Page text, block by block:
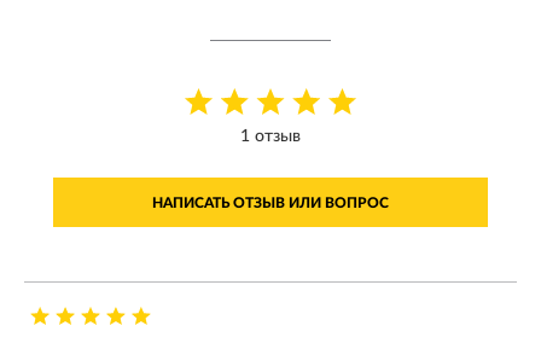
1 отзыв
НАПИСАТЬ ОТЗЫВ ИЛИ ВОПРОС